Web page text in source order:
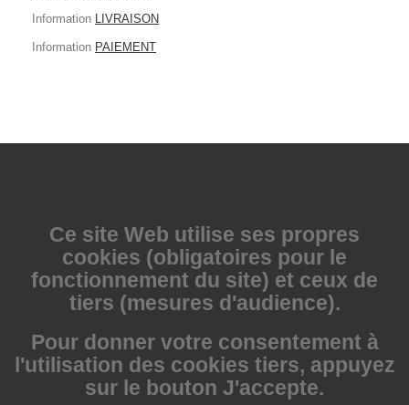
Information LIVRAISON
Information PAIEMENT
Ce site Web utilise ses propres
cookies (obligatoires pour le
fonctionnement du site) et ceux de
tiers (mesures d'audience).
Pour donner votre consentement à
l'utilisation des cookies tiers, appuyez
sur le bouton J'accepte.